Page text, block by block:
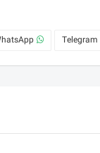
Telegram